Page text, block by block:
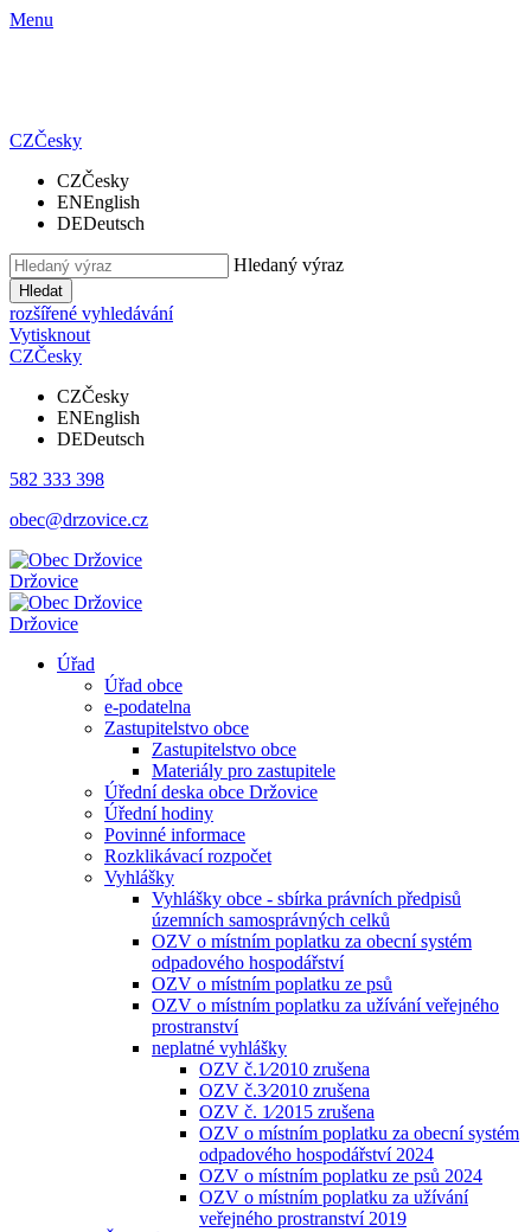
Menu
CZČesky
CZČesky
ENEnglish
DEDeutsch
Hledaný výraz
Hledat
rozšířené vyhledávání
Vytisknout
CZČesky
CZČesky
ENEnglish
DEDeutsch
582 333 398
obec@drzovice.cz
Držovice
Držovice
Úřad
Úřad obce
e-podatelna
Zastupitelstvo obce
Zastupitelstvo obce
Materiály pro zastupitele
Úřední deska obce Držovice
Úřední hodiny
Povinné informace
Rozklikávací rozpočet
Vyhlášky
Vyhlášky obce - sbírka právních předpisů
územních samosprávných celků
OZV o místním poplatku za obecní systém
odpadového hospodářství
OZV o místním poplatku ze psů
OZV o místním poplatku za užívání veřejného
prostranství
neplatné vyhlášky
OZV č.1⁄2010 zrušena
OZV č.3⁄2010 zrušena
OZV č. 1⁄2015 zrušena
OZV o místním poplatku za obecní systém
odpadového hospodářství 2024
OZV o místním poplatku ze psů 2024
OZV o místním poplatku za užívání
veřejného prostranství 2019